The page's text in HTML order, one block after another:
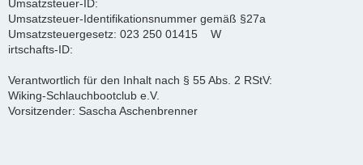
Umsatzsteuer-ID:
Umsatzsteuer-Identifikationsnummer gemäß §27a
Umsatzsteuergesetz: 023 250 01415 W
irtschafts-ID:
Verantwortlich für den Inhalt nach § 55 Abs. 2 RStV:
Wiking-Schlauchbootclub e.V.
Vorsitzender: Sascha Aschenbrenner